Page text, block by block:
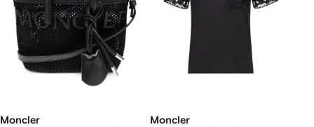
Moncler Moncler